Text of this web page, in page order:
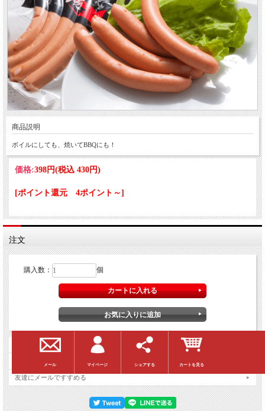
商品説明
ボイルにしても、焼いてBBQにも！
価格:398円(税込 430円)
[ポイント還元 4ポイント～]
注文
購入数： 個
返品についての詳細はこちら
友達にメールですすめる
メール マイページ シェアする カートを見る